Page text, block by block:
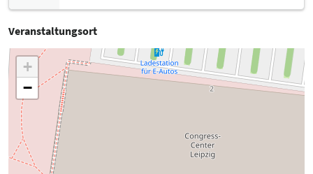
Veranstaltungsort
+
−